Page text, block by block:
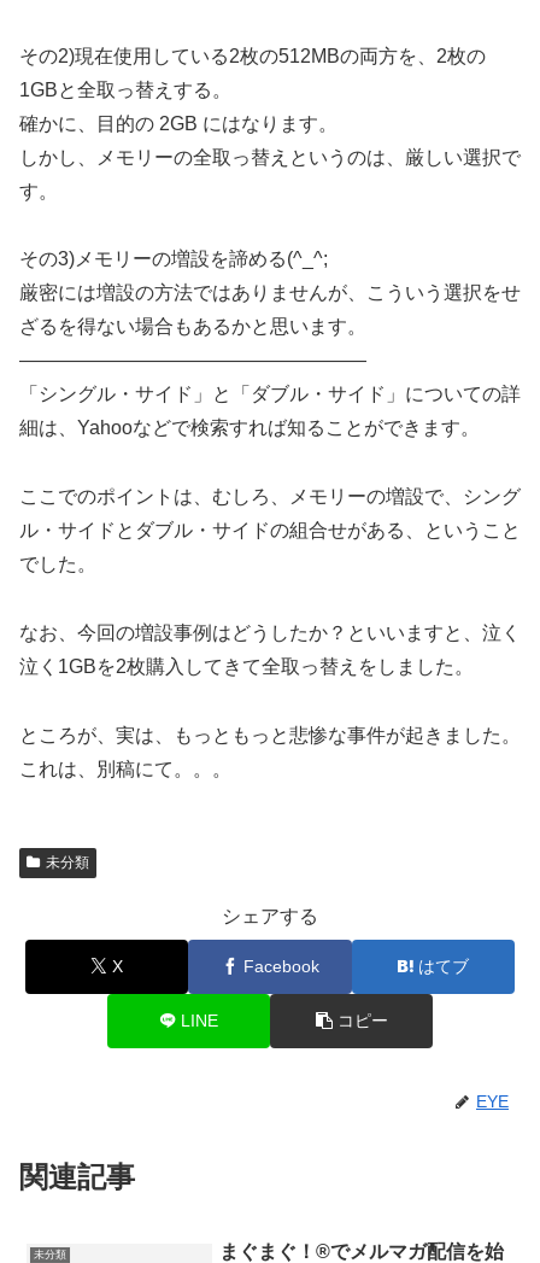
その2)現在使用している2枚の512MBの両方を、2枚の
1GBと全取っ替えする。
確かに、目的の 2GB にはなります。
しかし、メモリーの全取っ替えというのは、厳しい選択で
す。
その3)メモリーの増設を諦める(^_^;
厳密には増設の方法ではありませんが、こういう選択をせ
ざるを得ない場合もあるかと思います。
——————————————————
「シングル・サイド」と「ダブル・サイド」についての詳
細は、Yahooなどで検索すれば知ることができます。
ここでのポイントは、むしろ、メモリーの増設で、シング
ル・サイドとダブル・サイドの組合せがある、ということ
でした。
なお、今回の増設事例はどうしたか？といいますと、泣く
泣く1GBを2枚購入してきて全取っ替えをしました。
ところが、実は、もっともっと悲惨な事件が起きました。
これは、別稿にて。。。
未分類
シェアする
X Facebook はてブ
LINE コピー
EYE
関連記事
未分類
まぐまぐ！®でメルマガ配信を始